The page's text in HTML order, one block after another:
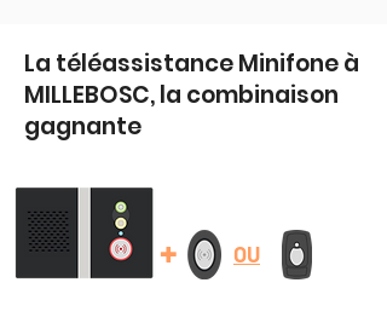
La téléassistance Minifone à
MILLEBOSC, la combinaison
gagnante
+ OU